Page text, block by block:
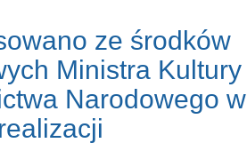
ze środków
Ministra Kultury
Narodowego w